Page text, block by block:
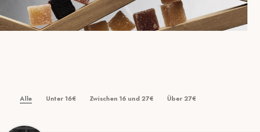
Alle Unter 16€ Zwischen 16 und 27€ Über 27€